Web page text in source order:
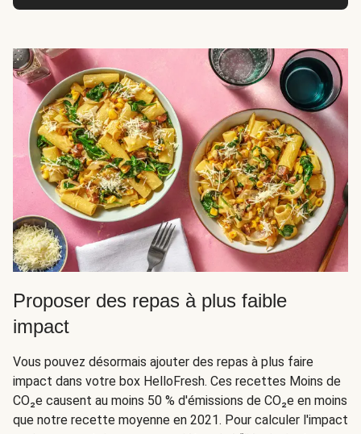
Proposer des repas à plus faible
impact
Vous pouvez désormais ajouter des repas à plus faire
impact dans votre box HelloFresh. Ces recettes Moins de
CO₂e causent au moins 50 % d'émissions de CO₂e en moins
que notre recette moyenne en 2021. Pour calculer l'impact